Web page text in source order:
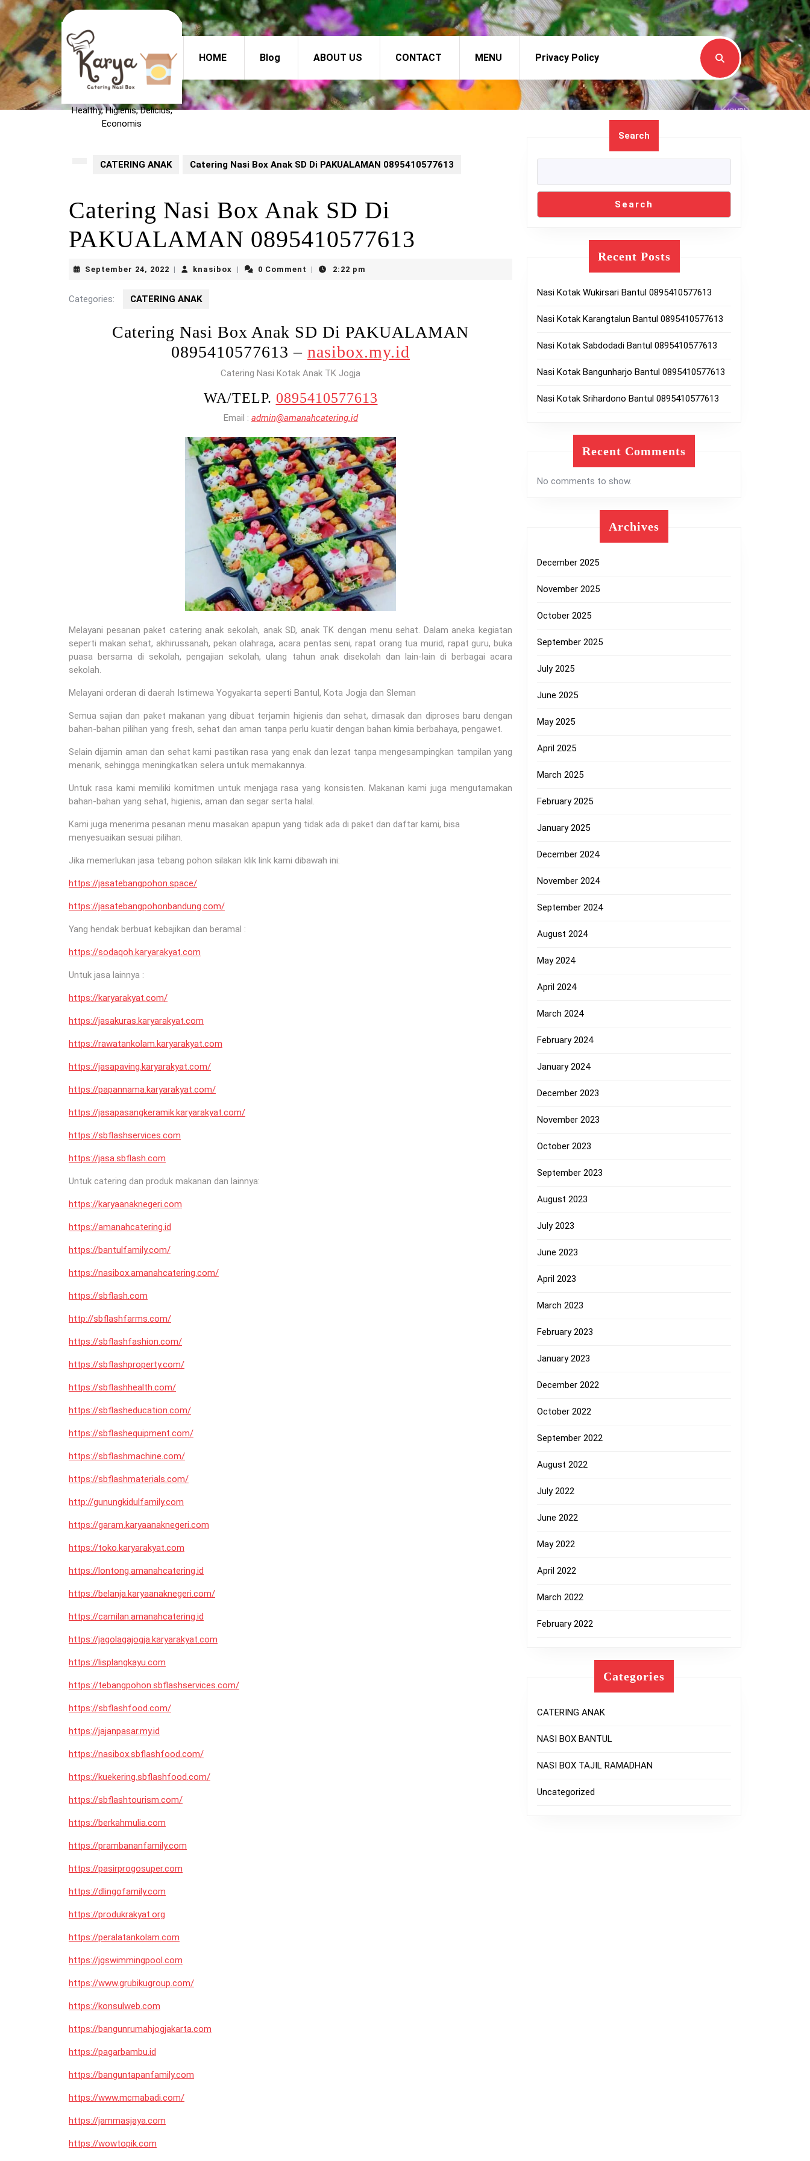
Skip
to
content
Healthy, Higienis, Delicius,
Economis
HOME Blog ABOUT US CONTACT MENU Privacy Policy
CATERING ANAK Catering Nasi Box Anak SD Di PAKUALAMAN 0895410577613
Catering Nasi Box Anak SD Di
PAKUALAMAN 0895410577613
September 24, 2022 September
knasibox knasibox0 Comment 2:22 pm
Categories: CATERING ANAK
Catering Nasi Box Anak SD Di PAKUALAMAN
0895410577613 – nasibox.my.id
Catering Nasi Kotak Anak TK Jogja
WA/TELP. 0895410577613
Email : admin@amanahcatering.id
Melayani pesanan paket catering anak sekolah, anak SD, anak TK dengan menu sehat. Dalam aneka kegiatan
seperti makan sehat, akhirussanah, pekan olahraga, acara pentas seni, rapat orang tua murid, rapat guru, buka
puasa bersama di sekolah, pengajian sekolah, ulang tahun anak disekolah dan lain-lain di berbagai acara
sekolah.
Melayani orderan di daerah Istimewa Yogyakarta seperti Bantul, Kota Jogja dan Sleman
Semua sajian dan paket makanan yang dibuat terjamin higienis dan sehat, dimasak dan diproses baru dengan
bahan-bahan pilihan yang fresh, sehat dan aman tanpa perlu kuatir dengan bahan kimia berbahaya, pengawet.
Selain dijamin aman dan sehat kami pastikan rasa yang enak dan lezat tanpa mengesampingkan tampilan yang
menarik, sehingga meningkatkan selera untuk memakannya.
Untuk rasa kami memiliki komitmen untuk menjaga rasa yang konsisten. Makanan kami juga mengutamakan
bahan-bahan yang sehat, higienis, aman dan segar serta halal.
Kami juga menerima pesanan menu masakan apapun yang tidak ada di paket dan daftar kami, bisa
menyesuaikan sesuai pilihan.
Jika memerlukan jasa tebang pohon silakan klik link kami dibawah ini:
https://jasatebangpohon.space/
https://jasatebangpohonbandung.com/
Yang hendak berbuat kebajikan dan beramal :
https://sodaqoh.karyarakyat.com
Untuk jasa lainnya :
https://karyarakyat.com/
https://jasakuras.karyarakyat.com
https://rawatankolam.karyarakyat.com
https://jasapaving.karyarakyat.com/
https://papannama.karyarakyat.com/
https://jasapasangkeramik.karyarakyat.com/
https://sbflashservices.com
https://jasa.sbflash.com
Untuk catering dan produk makanan dan lainnya:
https://karyaanaknegeri.com
https://amanahcatering.id
https://bantulfamily.com/
https://nasibox.amanahcatering.com/
https://sbflash.com
http://sbflashfarms.com/
https://sbflashfashion.com/
https://sbflashproperty.com/
https://sbflashhealth.com/
https://sbflasheducation.com/
https://sbflashequipment.com/
https://sbflashmachine.com/
https://sbflashmaterials.com/
http://gunungkidulfamily.com
https://garam.karyaanaknegeri.com
https://toko.karyarakyat.com
https://lontong.amanahcatering.id
https://belanja.karyaanaknegeri.com/
https://camilan.amanahcatering.id
https://jagolagajogja.karyarakyat.com
https://lisplangkayu.com
https://tebangpohon.sbflashservices.com/
https://sbflashfood.com/
https://jajanpasar.my.id
https://nasibox.sbflashfood.com/
https://kuekering.sbflashfood.com/
https://sbflashtourism.com/
https://berkahmulia.com
https://prambananfamily.com
https://pasirprogosuper.com
https://dlingofamily.com
https://produkrakyat.org
https://peralatankolam.com
https://jgswimmingpool.com
https://www.grubikugroup.com/
https://konsulweb.com
https://bangunrumahjogjakarta.com
https://pagarbambu.id
https://banguntapanfamily.com
https://www.mcmabadi.com/
https://jammasjaya.com
https://wowtopik.com
Search
Search
Recent Posts
Nasi Kotak Wukirsari Bantul 0895410577613
Nasi Kotak Karangtalun Bantul 0895410577613
Nasi Kotak Sabdodadi Bantul 0895410577613
Nasi Kotak Bangunharjo Bantul 0895410577613
Nasi Kotak Srihardono Bantul 0895410577613
Recent Comments
No comments to show.
Archives
December 2025
November 2025
October 2025
September 2025
July 2025
June 2025
May 2025
April 2025
March 2025
February 2025
January 2025
December 2024
November 2024
September 2024
August 2024
May 2024
April 2024
March 2024
February 2024
January 2024
December 2023
November 2023
October 2023
September 2023
August 2023
July 2023
June 2023
April 2023
March 2023
February 2023
January 2023
December 2022
October 2022
September 2022
August 2022
July 2022
June 2022
May 2022
April 2022
March 2022
February 2022
Categories
CATERING ANAK
NASI BOX BANTUL
NASI BOX TAJIL RAMADHAN
Uncategorized